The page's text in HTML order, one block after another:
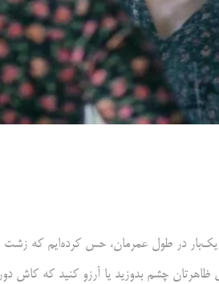
در طول عمرمان، حس کرده‌ایم که زشت
چشم بدوزید یا آرزو کنید که کاش